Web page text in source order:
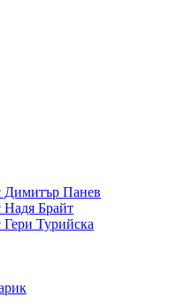
Димитър Панев
Надя Брайт
Гери Турийска